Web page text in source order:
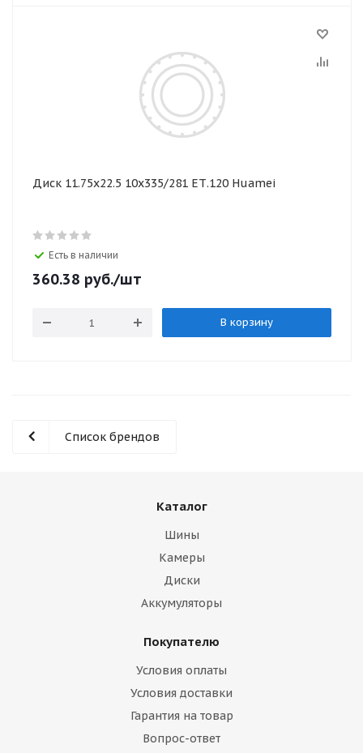
Диск 11.75х22.5 10x335/281 ЕТ.120 Huamei
Есть в наличии
360.38 руб./шт
В корзину
Список брендов
Каталог
Шины
Камеры
Диски
Аккумуляторы
Покупателю
Условия оплаты
Условия доставки
Гарантия на товар
Вопрос-ответ